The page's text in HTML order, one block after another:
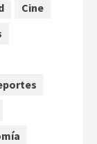
y calor
Cine